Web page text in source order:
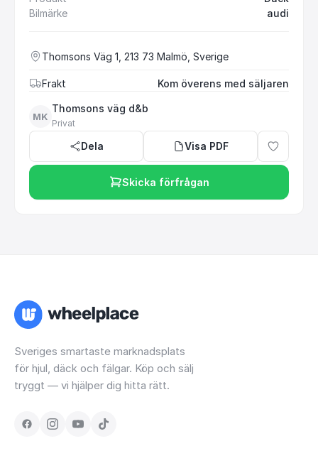
Bilmärke
audi
Thomsons Väg 1, 213 73 Malmö, Sverige
Frakt Kom överens med säljaren
MK
Thomsons väg d&b
Privat
Dela Visa PDF
Skicka förfrågan
Sveriges smartaste marknadsplats
för hjul, däck och fälgar. Köp och sälj
tryggt — vi hjälper dig hitta rätt.